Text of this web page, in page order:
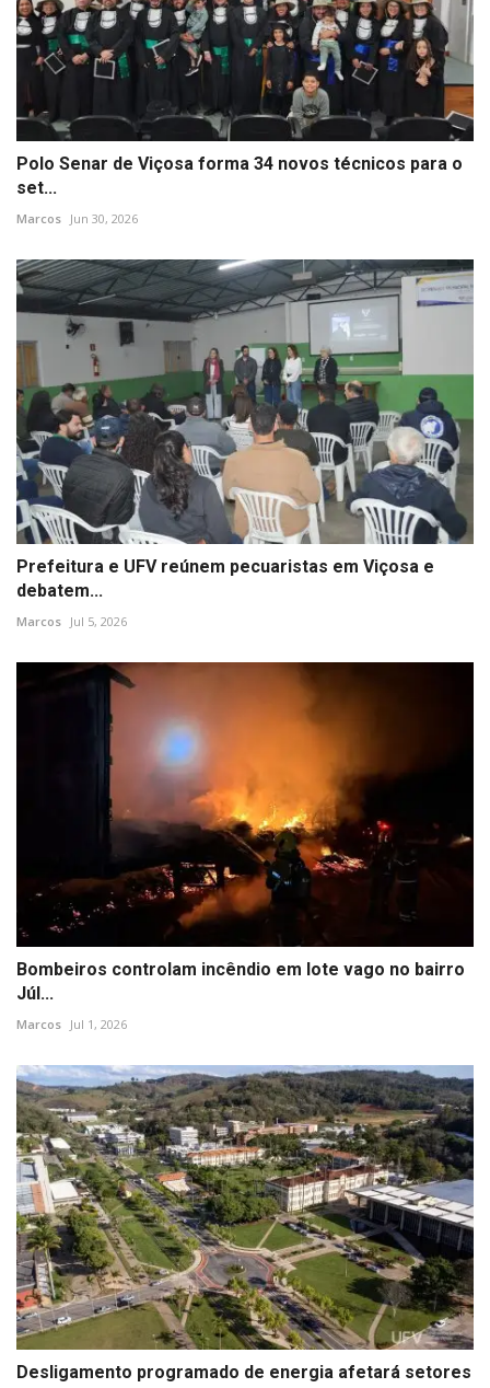
Polo Senar de Viçosa forma 34 novos técnicos para o
set...
Marcos Jun 30, 2026
Prefeitura e UFV reúnem pecuaristas em Viçosa e
debatem...
Marcos Jul 5, 2026
Bombeiros controlam incêndio em lote vago no bairro
Júl...
Marcos Jul 1, 2026
Desligamento programado de energia afetará setores